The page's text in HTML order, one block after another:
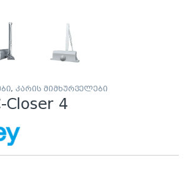
, კარის მიმხურველები
Closer 4